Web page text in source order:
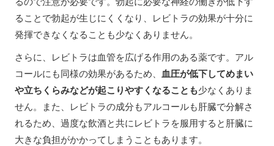
ることで勃起が生じにくくなり、レビトラの効果が十分に
発揮できなくなることも少なくありません。
さらに、レビトラは血管を広げる作用のある薬です。アル
コールにも同様の効果があるため、
血圧が低下してめまい
や立ちくらみなどが起こりやすくなることも少なくありま
せん。また、レビトラの成分もアルコールも肝臓で分解さ
れるため、過度な飲酒と共にレビトラを服用すると肝臓に
大きな負担がかかってしまうこともあります。